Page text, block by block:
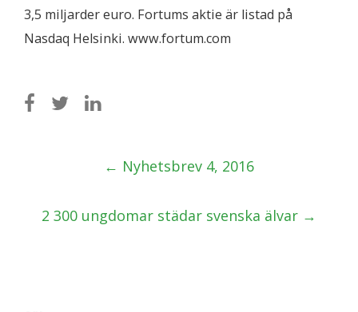
3,5 miljarder euro. Fortums aktie är listad på
Nasdaq Helsinki. www.fortum.com
← Nyhetsbrev 4, 2016
2 300 ungdomar städar svenska älvar →